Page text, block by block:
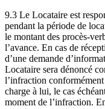
9.3 Le Locataire est
pendant la période de
le montant des procès-
l’avance. En cas de
d’une demande
Locataire sera dénoncé
l’infraction
charge à lui, le cas
moment de l’infraction.